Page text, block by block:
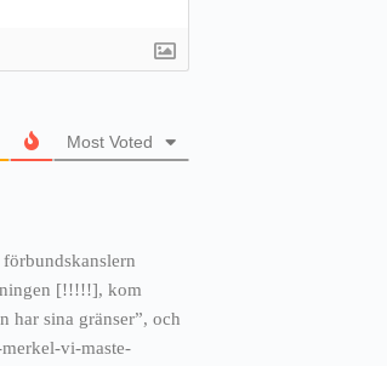
Most Voted
[!!!!!], kom
har sina gränser”, och
vi-maste-